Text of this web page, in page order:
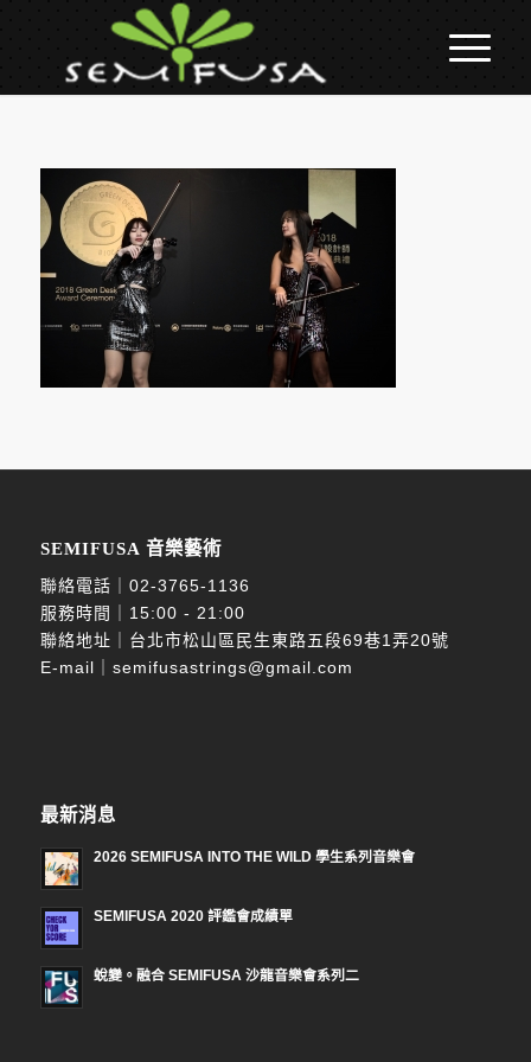
SEMIFUSA 音樂藝術
聯絡電話｜ 02-3765-1136
服務時間｜15:00 - 21:00
聯絡地址｜台北市松山區民生東路五段69巷1弄20號
E-mail｜ semifusastrings@gmail.com
最新消息
2026 SEMIFUSA INTO THE WILD 學生系列音樂會
SEMIFUSA 2020 評鑑會成績單
蛻變。融合 SEMIFUSA 沙龍音樂會系列二